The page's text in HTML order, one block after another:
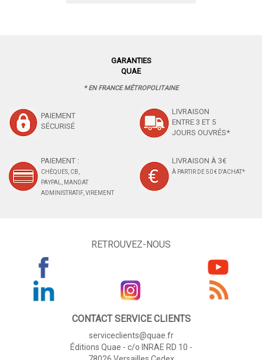
GARANTIES
QUAE
* EN FRANCE MÉTROPOLITAINE
PAIEMENT
SÉCURISÉ
LIVRAISON
ENTRE 3 ET 5
JOURS OUVRÉS*
PAIEMENT :
CHÈQUES, CB,
PAYPAL, MANDAT
ADMINISTRATIF, VIREMENT
LIVRAISON À 3€
À PARTIR DE 50 € D'ACHAT*
RETROUVEZ-NOUS
CONTACT SERVICE CLIENTS
serviceclients@quae.fr
Éditions Quae - c/o INRAE RD 10 -